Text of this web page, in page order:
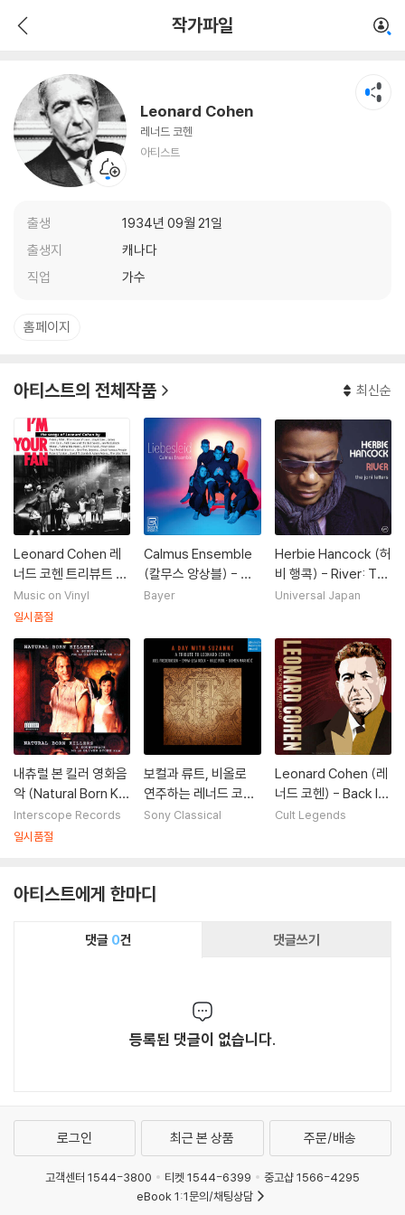
작가파일
Leonard Cohen
레너드 코헨
아티스트
출생
1934년 09월 21일
출생지
캐나다
직업
가수
홈페이지
아티스트의 전체작품 최신순
Leonard Cohen 레
너드 코헨 트리뷰트 앨
범 (I'm Your Fan: Th
e Songs Of Leonar
P]
Music on Vinyl
일시품절
Calmus Ensemble
(칼무스 앙상블) - 사
랑의 슬픔 (Liebeslei
Bayer
Herbie Hancock (허
비 행콕) - River: Th
e Joni Letters
Universal Japan
내츄럴 본 킬러 영화음
악 (Natural Born Kill
ers: A Soundtrack
For An Oliver Stone
Interscope Records
일시품절
보컬과 류트, 비올로
연주하는 레너드 코헨
트리뷰트 앨범 (A Day
Sony Classical
Leonard Cohen (레
너드 코헨) - Back In
The Motherland -
Cult Legends
아티스트에게 한마디
댓글 0건 댓글쓰기
등록된 댓글이 없습니다.
로그인 최근 본 상품 주문/배송
고객센터 1544-3800 티켓 1544-6399
중고샵 1566-4295
eBook 1:1문의/채팅상담